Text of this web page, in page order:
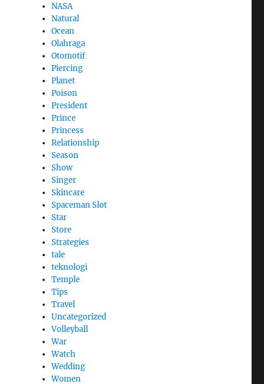
NASA
Natural
Ocean
Olahraga
Otomotif
Piercing
Planet
Poison
President
Prince
Princess
Relationship
Season
Show
Singer
Skincare
Spaceman Slot
Star
Store
Strategies
tale
teknologi
Temple
Tips
Travel
Uncategorized
Volleyball
War
Watch
Wedding
Women